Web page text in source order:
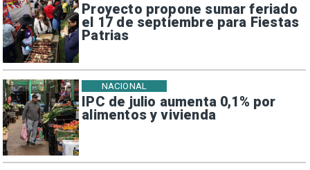
Proyecto propone sumar feriado
el 17 de septiembre para Fiestas
Patrias
IPC de julio aumenta 0,1% por
alimentos y vivienda
NACIONAL